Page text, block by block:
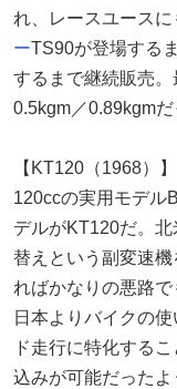
れ、レースユース
ーTS90が登場する
するまで継続販売
0.5kgm／0.89kgm
【KT120（1968）】
120ccの実用モデル
デルがKT120だ。
替えという副変速
ればかなりの悪路
日本よりバイクの
ド走行に特化する
込みが可能だった